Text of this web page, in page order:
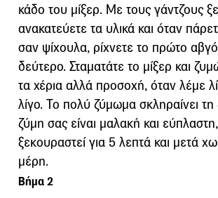
κάδο του μίξερ. Με τους γάντζους
ανακατεύετε τα υλικά και όταν
σαν ψίχουλα, ρίχνετε το πρώτο
δεύτερο. Σταματάτε το μίξερ και
τα χέρια αλλά προσοχή, όταν λέμε
λίγο. Το πολύ ζύμωμα σκληραίνει
ζύμη σας είναι μαλακή και
ξεκουραστεί για 5 λεπτά και μετά
μέρη.
Βήμα 2